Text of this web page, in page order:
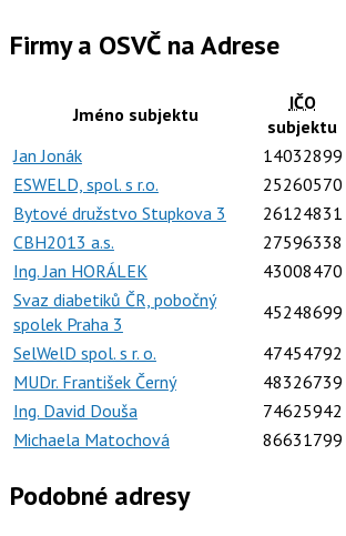
Firmy a OSVČ na Adrese
Jméno subjektu
IČO
subjektu
Jan Jonák
14032899
ESWELD, spol. s r.o.
25260570
Bytové družstvo Stupkova 3
26124831
CBH2013 a.s.
27596338
Ing. Jan HORÁLEK
43008470
Svaz diabetiků ČR, pobočný
spolek Praha 3
45248699
SelWelD spol. s r. o.
47454792
MUDr. František Černý
48326739
Ing. David Douša
74625942
Michaela Matochová
86631799
Podobné adresy